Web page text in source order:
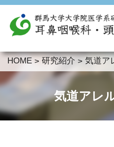
HOME > 研究紹介 >
気道アレ